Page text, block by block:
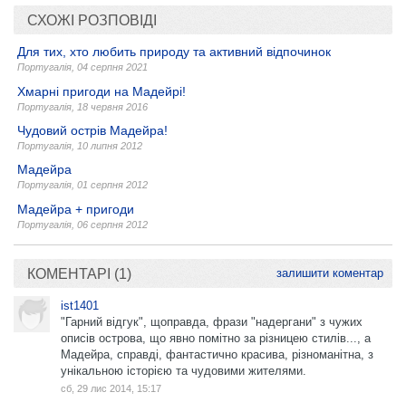
СХОЖІ РОЗПОВІДІ
Для тих, хто любить природу та активний відпочинок
Португалія 04 серпня 2021
Хмарні пригоди на Мадейрі!
Португалія 18 червня 2016
Чудовий острів Мадейра!
Португалія 10 липня 2012
Мадейра
Португалія 01 серпня 2012
Мадейра + пригоди
Португалія 06 серпня 2012
КОМЕНТАРІ (1) залишити коментар
ist1401
"Гарний відгук", щоправда, фрази "надергани" з чужих
описів острова, що явно помітно за різницею стилів..., а
Мадейра, справді, фантастично красива, різноманітна, з
унікальною історією та чудовими жителями.
сб, 29 лис 2014, 15:17